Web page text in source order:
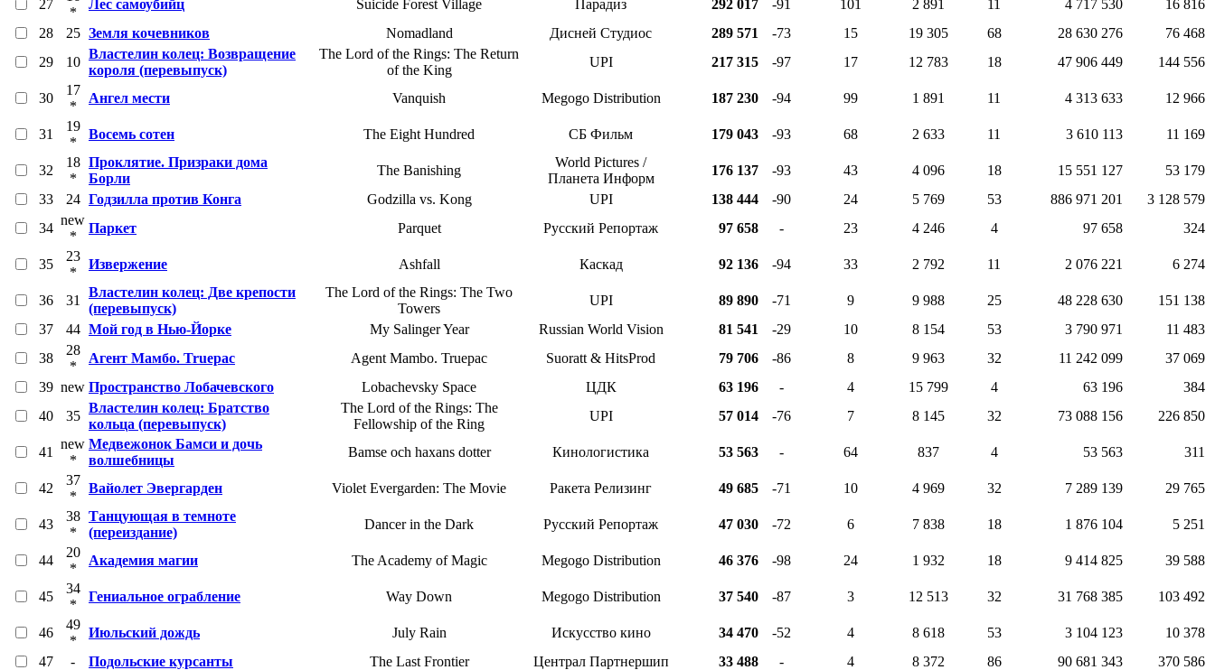
27
*
Лес самоубийц Suicide Forest Village Парадиз 292 017 -91 101 2 891 11 4 717 530
16 816
28
25 Земля кочевников Nomadland Дисней Студиос 289 571 -73 15 19 305 68 28 630 276
76 468
29
10
Властелин колец: Возвращение
короля (перевыпуск)
The Lord of the Rings: The Return
of the King
UPI 217 315 -97 17 12 783 18 47 906 449 144 556
30
17
*
Ангел мести Vanquish Megogo Distribution 187 230 -94 99 1 891 11 4 313 633 12 966
31
19
*
Восемь сотен The Eight Hundred СБ Фильм 179 043 -93 68 2 633 11 3 610 113 11 169
32
18
*
Проклятие. Призраки дома
Борли
The Banishing
World Pictures /
Планета Информ
176 137 -93 43 4 096 18 15 551 127
53 179
33
24 Годзилла против Конга Godzilla vs. Kong UPI 138 444 -90 24 5 769 53 886 971 201
3 128 579
34
new
*
Паркет Parquet Русский Репортаж 97 658 - 23 4 246 4 97 658 324
35
23
*
Извержение Ashfall Каскад 92 136 -94 33 2 792 11 2 076 221 6 274
36 31
Властелин колец: Две крепости
(перевыпуск)
The Lord of the Rings: The Two
Towers
UPI 89 890 -71 9 9 988 25 48 228 630
151 138
37
44 Мой год в Нью-Йорке My Salinger Year Russian World Vision 81 541 -29 10 8 154 53 3 790 971
11 483
38
28
*
Агент Мамбо. Truepac Agent Mambo. Truepac Suoratt & HitsProd 79 706 -86 8 9 963 32 11 242 099
37 069
39 new Пространство Лобачевского Lobachevsky Space ЦДК 63 196 - 4 15 799 4 63 196
384
40
35
Властелин колец: Братство
кольца (перевыпуск)
The Lord of the Rings: The
Fellowship of the Ring
UPI 57 014 -76 7 8 145 32 73 088 156 226 850
41
new
*
Медвежонок Бамси и дочь
волшебницы
Bamse och haxans dotter Кинологистика 53 563 - 64 837 4 53 563 311
42
37
*
Вайолет Эвергарден Violet Evergarden: The Movie Ракета Релизинг 49 685 -71 10 4 969 32 7 289 139 29 765
43
38
*
Танцующая в темноте
(переиздание)
Dancer in the Dark Русский Репортаж 47 030 -72 6 7 838 18 1 876 104 5 251
44
20
*
Академия магии The Academy of Magic Megogo Distribution 46 376 -98 24 1 932 18 9 414 825 39 588
45
34
*
Гениальное ограбление Way Down Megogo Distribution 37 540 -87 3 12 513 32 31 768 385 103 492
46
49
*
Июльский дождь July Rain Искусство кино 34 470 -52 4 8 618 53 3 104 123
10 378
47
- Подольские курсанты The Last Frontier Централ Партнершип 33 488 - 4 8 372 86 90 681 343 370 586